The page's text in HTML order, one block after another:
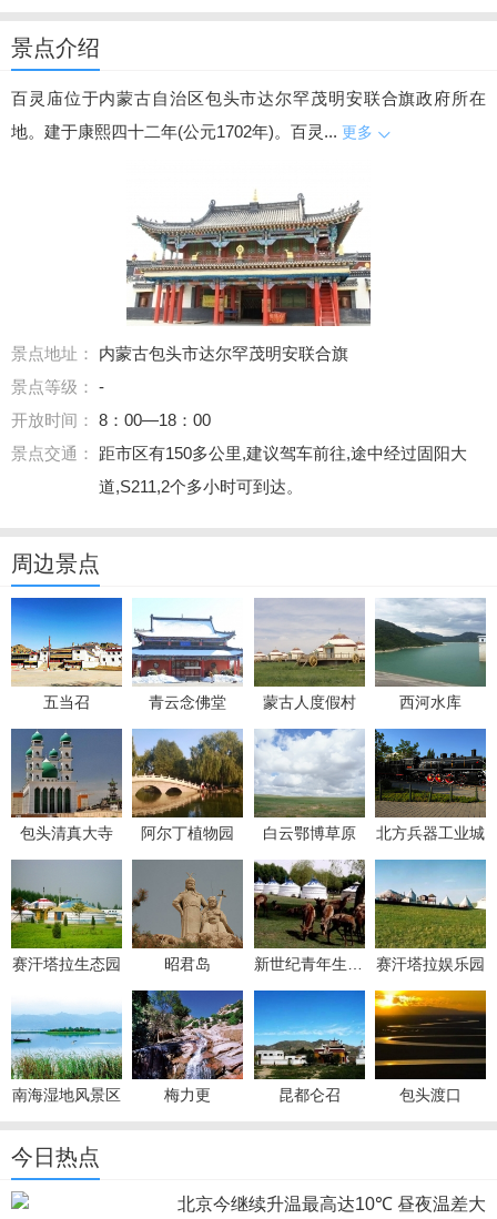
景点介绍
百灵庙位于内蒙古自治区包头市达尔罕茂明安联合旗政府所在
地。建于康熙四十二年(公元1702年)。百灵... 更多
景点地址：
内蒙古包头市达尔罕茂明安联合旗
景点等级： -
开放时间： 8：00—18：00
景点交通：
距市区有150多公里,建议驾车前往,途中经过固阳大
道,S211,2个多小时可到达。
周边景点
五当召 青云念佛堂 蒙古人度假村 西河水库
包头清真大寺 阿尔丁植物园 白云鄂博草原 北方兵器工业城
赛汗塔拉生态园 昭君岛 赛汗塔拉娱乐园
南海湿地风景区 梅力更 昆都仑召 包头渡口
今日热点
北京今继续升温最高达10℃ 昼夜温差大